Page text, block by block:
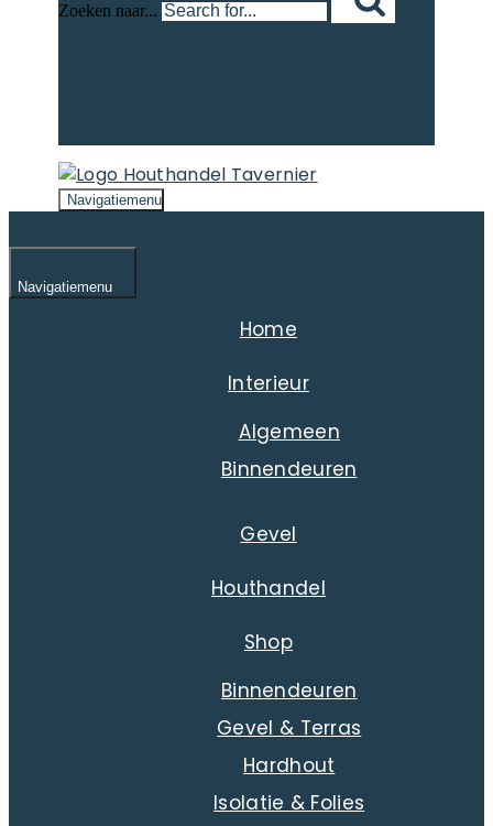
Zoeken naar...
Navigatiemenu
Navigatiemenu
Home
Interieur
Algemeen
Binnendeuren
Gevel
Houthandel
Shop
Binnendeuren
Gevel & Terras
Hardhout
Isolatie & Folies